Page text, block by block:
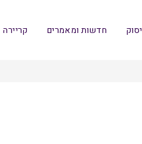
חדשות ומאמרים קריירה